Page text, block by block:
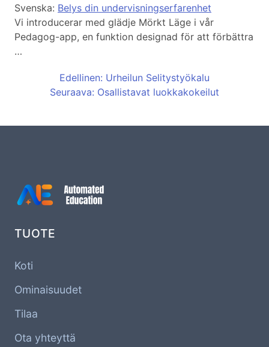
Svenska: Belys din undervisningserfarenhet
Vi introducerar med glädje Mörkt Läge i vår
Pedagog-app, en funktion designad för att förbättra
…
Edellinen: Urheilun Selitystyökalu
Seuraava: Osallistavat luokkakokeilut
TUOTE
Koti
Ominaisuudet
Tilaa
Ota yhteyttä